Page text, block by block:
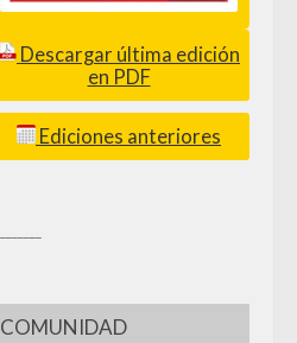
Descargar última edición
en PDF
Ediciones anteriores
COMUNIDAD